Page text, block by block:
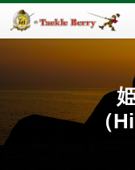
（